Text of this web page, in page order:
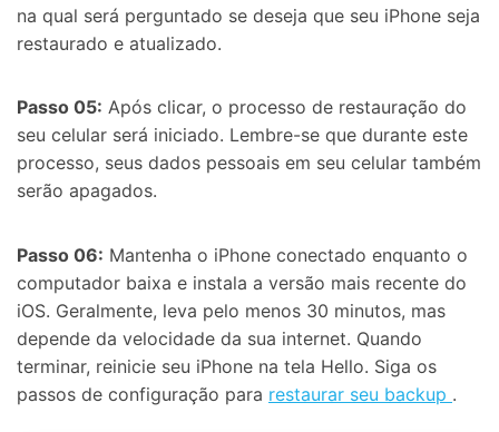
na qual será perguntado se deseja que seu iPhone seja
restaurado e atualizado.
Passo 05: Após clicar, o processo de restauração do
seu celular será iniciado. Lembre-se que durante este
processo, seus dados pessoais em seu celular também
serão apagados.
Passo 06: Mantenha o iPhone conectado enquanto o
computador baixa e instala a versão mais recente do
iOS. Geralmente, leva pelo menos 30 minutos, mas
depende da velocidade da sua internet. Quando
terminar, reinicie seu iPhone na tela Hello. Siga os
passos de configuração para restaurar seu backup .